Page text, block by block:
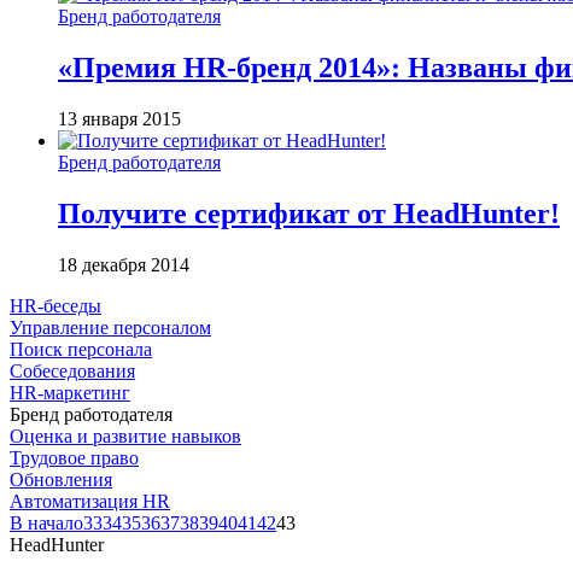
Бренд работодателя
«Премия HR-бренд 2014»: Названы
13 января 2015
Бренд работодателя
Получите сертификат от HeadHunter!
18 декабря 2014
HR-беседы
Управление персоналом
Поиск персонала
Собеседования
HR-маркетинг
Бренд работодателя
Оценка и развитие навыков
Трудовое право
Обновления
Автоматизация HR
В начало3334353637383940414243
HeadHunter